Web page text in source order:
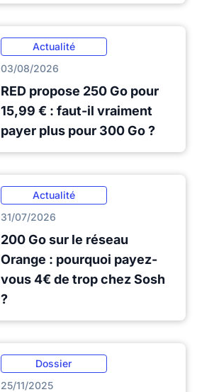
Actualité
03/08/2026
RED propose 250 Go pour
15,99 € : faut-il vraiment
payer plus pour 300 Go ?
Actualité
31/07/2026
200 Go sur le réseau
Orange : pourquoi payez-
vous 4€ de trop chez Sosh
?
Dossier
25/11/2025